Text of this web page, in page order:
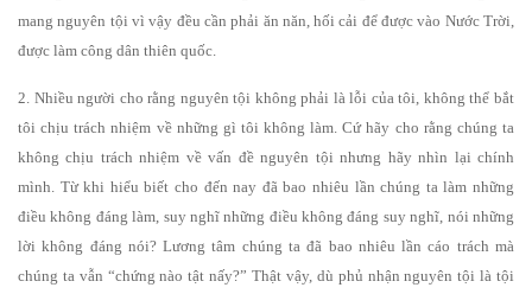
mang nguyên tội vì vậy đều cần phải ăn năn, hối cải để được vào Nước Trời,
được làm công dân thiên quốc.
2. Nhiều người cho rằng nguyên tội không phải là lỗi của tôi, không thể bắt
tôi chịu trách nhiệm về những gì tôi không làm. Cứ hãy cho rằng chúng ta
không chịu trách nhiệm về vấn đề nguyên tội nhưng hãy nhìn lại chính
mình. Từ khi hiểu biết cho đến nay đã bao nhiêu lần chúng ta làm những
điều không đáng làm, suy nghĩ những điều không đáng suy nghĩ, nói những
lời không đáng nói? Lương tâm chúng ta đã bao nhiêu lần cáo trách mà
chúng ta vẫn “chứng nào tật nấy?” Thật vậy, dù phủ nhận nguyên tội là tội